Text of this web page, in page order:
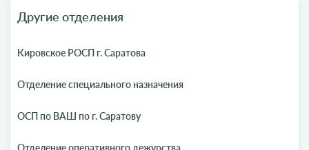
Другие отделения
Кировское РОСП г. Саратова
Отделение специального назначения
ОСП по ВАШ по г. Саратову
Отделение оперативного дежурства